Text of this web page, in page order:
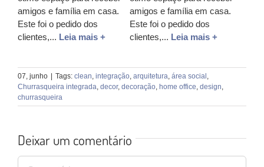
amigos e família em casa.
Este foi o pedido dos
clientes,... Leia mais +
amigos e família em casa.
Este foi o pedido dos
clientes,... Leia mais +
07, junho Tags: clean, integração, arquitetura, área social ,
Churrasqueira integrada, decor, decoração, home office, design,
churrasqueira
Deixar um comentário
Comentário